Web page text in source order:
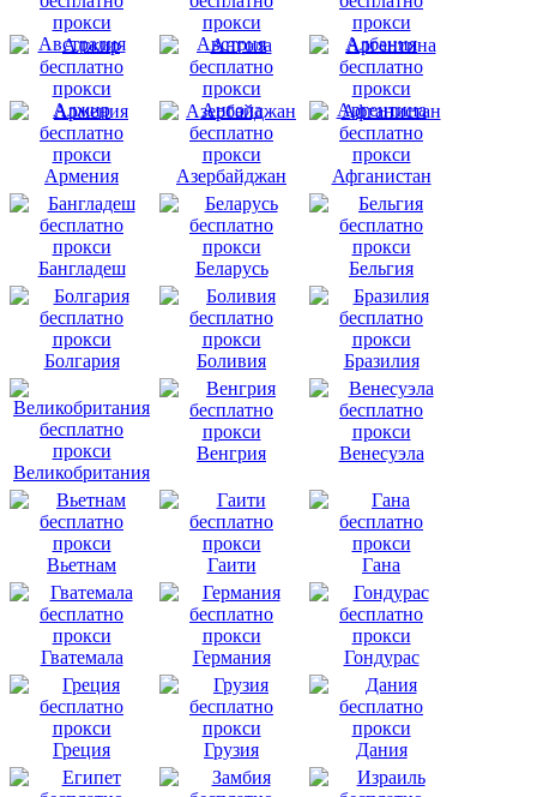
Австралия Австрия Албания
Алжир Ангола Аргентина
Армения Азербайджан Афганистан
Бангладеш Беларусь Бельгия
Болгария Боливия Бразилия
Великобритания
Венгрия Венесуэла
Вьетнам Гаити Гана
Гватемала Германия Гондурас
Греция Грузия Дания